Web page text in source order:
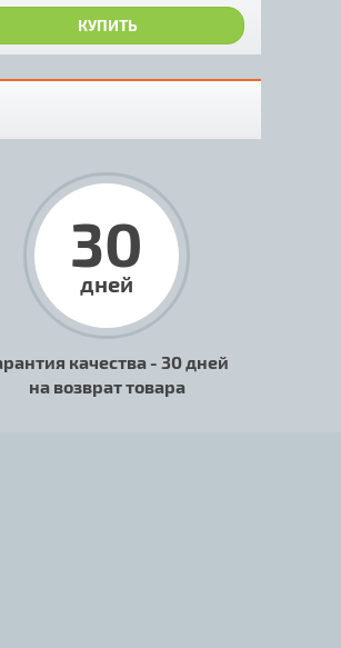
КУПИТЬ
30
дней
качества - 30 дней
на возврат товара